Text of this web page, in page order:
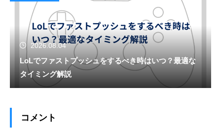
2026.08.04
LoLでファストプッシュをするべき時はいつ？最適な
タイミング解説
コメント